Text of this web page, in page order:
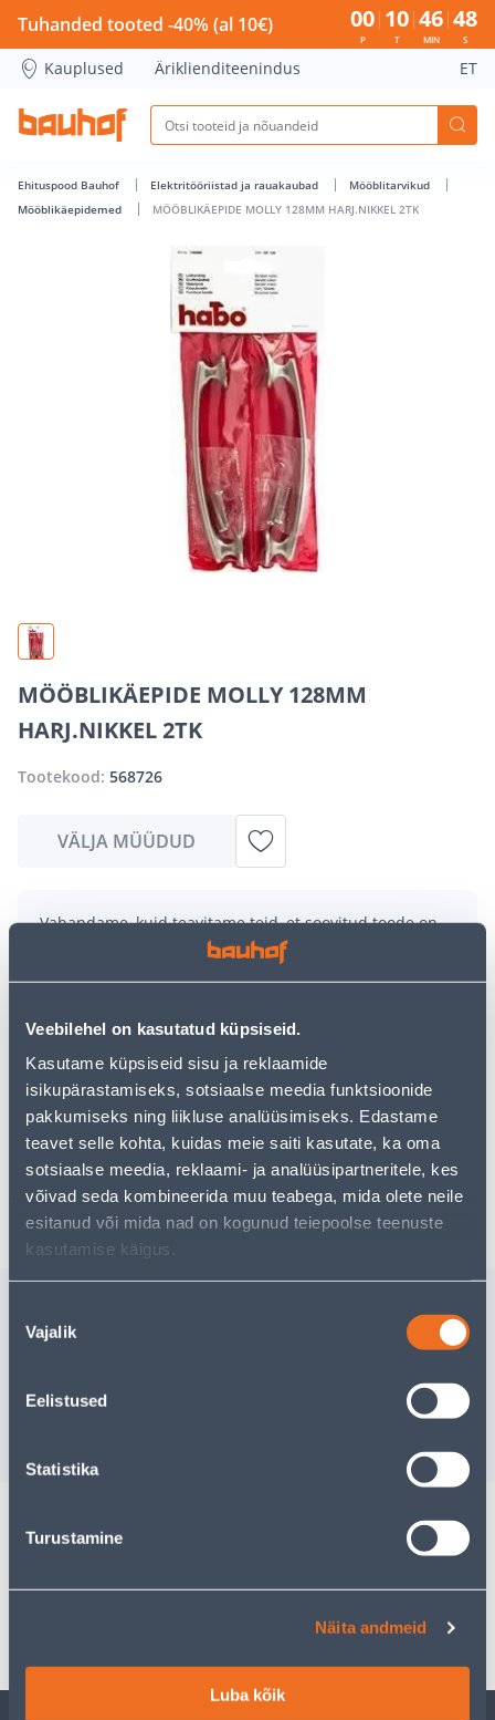
Veebilehel on kasutatud küpsiseid.
Kasutame küpsiseid sisu ja reklaamide
isikupärastamiseks, sotsiaalse meedia funktsioonide
pakkumiseks ning liikluse analüüsimiseks. Edastame
teavet selle kohta, kuidas meie saiti kasutate, ka oma
sotsiaalse meedia, reklaami- ja analüüsipartneritele, kes
võivad seda kombineerida muu teabega, mida olete neile
esitanud või mida nad on kogunud teiepoolse teenuste
kasutamise käigus.
valik
Vajalik
Eelistused
Statistika
Turustamine
Näita andmeid
Luba kõik
MÖÖBLIKÄEPIDE MOLLY 128MM HARJ.NIKKEL 2TK - Bauhof
Tuhanded tooted -40% (al 10€) 00
P
10
T
46
MIN
47
S
Kauplused Äriklienditeenindus ET
Ehituspood Bauhof Elektritööriistad ja rauakaubad
Mööblitarvikud
Mööblikäepidemed
MÖÖBLIKÄEPIDE MOLLY 128MM HARJ.NIKKEL 2TK
MÖÖBLIKÄEPIDE MOLLY 128MM
HARJ.NIKKEL 2TK
Tootekood: 568726
VÄLJA MÜÜDUD
Vabandame, kuid teavitame teid, et soovitud toode on
hetkel suure nõudluse tõttu ajutiselt otsas. Siiski
pakume suurepäraseid alternatiive samast
tootekategooriast, mis võivad teile sama palju rõõmu
Teie ostlemisrõõm ei pea aga siin lõppema - oma
uurimistööd saate jätkata, naastes
avalehele
kasutades meie võimsat otsingufunktsiooni, et leida
veelgi meelepärasemad valikuid. Head ostlemist!
Tarne pole võimalik
19
.46 €